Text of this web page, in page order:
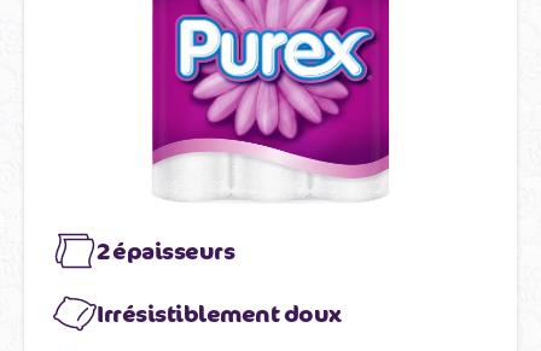
2 épaisseurs
Irrésistiblement doux